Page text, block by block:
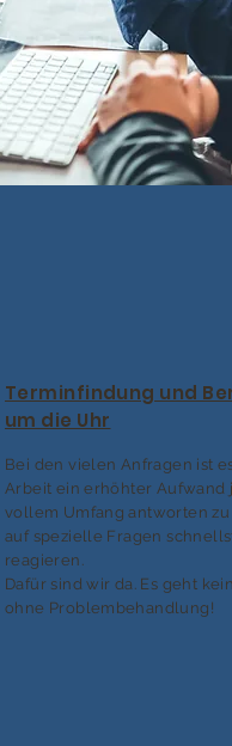
Terminfindung und
um die Uhr
Bei den vielen Anfragen ist
Arbeit ein erhöhter Aufwand
vollem Umfang antworten
auf spezielle Fragen
reagieren.
Dafür sind wir da. Es geht
ohne Problembehandlung!